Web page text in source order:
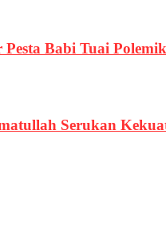
Babi Tuai
Serukan